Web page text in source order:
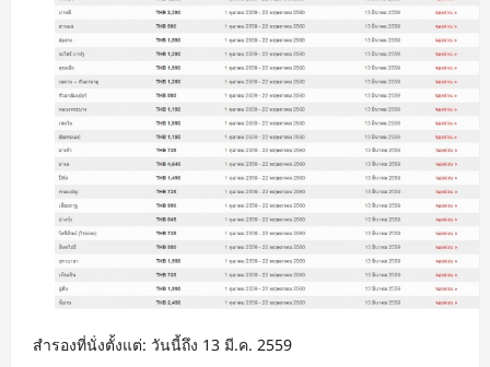
สำรองที่นั่งตั้งแต่: วันนี้ถึง 13 มี.ค. 2559